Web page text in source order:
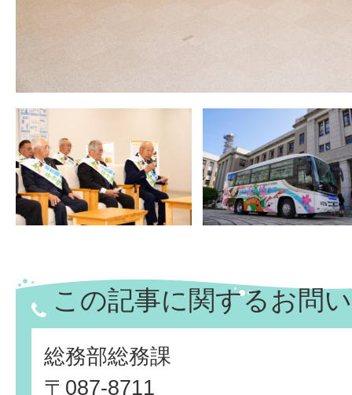
この記事に関するお問
総務部総務課
〒087-8711